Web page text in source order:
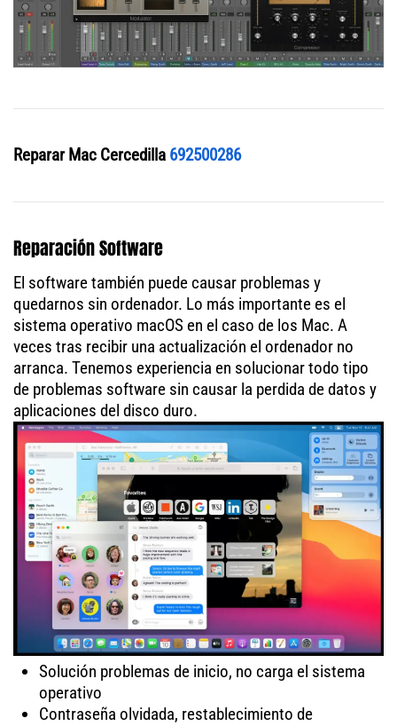
Reparar Mac Cercedilla 692500286
Reparación Software
El software también puede causar problemas y
quedarnos sin ordenador. Lo más importante es el
sistema operativo macOS en el caso de los Mac. A
veces tras recibir una actualización el ordenador no
arranca. Tenemos experiencia en solucionar todo tipo
de problemas software sin causar la perdida de datos y
aplicaciones del disco duro.
Solución problemas de inicio, no carga el sistema
operativo
Contraseña olvidada, restablecimiento de